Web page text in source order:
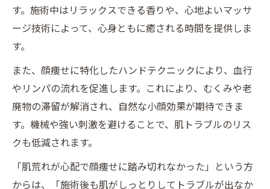
す。施術中はリラックスできる香りや、心地よいマッサ
ージ技術によって、心身ともに癒される時間を提供しま
す。
また、顔痩せに特化したハンドテクニックにより、血行
やリンパの流れを促進します。これにより、むくみや老
廃物の滞留が解消され、自然な小顔効果が期待できま
す。機械や強い刺激を避けることで、肌トラブルのリス
クも低減されます。
「肌荒れが心配で顔痩せに踏み切れなかった」という方
からは、「施術後も肌がしっとりしてトラブルが出なか